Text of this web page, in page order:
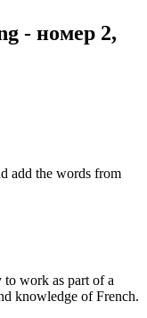
- номер 2,
add the words from
work as part of a
knowledge of French.